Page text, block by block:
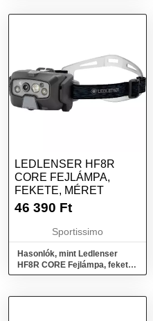
LEDLENSER HF8R
CORE FEJLÁMPA,
FEKETE, MÉRET
46 390 Ft
Sportissimo
Hasonlók, mint Ledlenser
HF8R CORE Fejlámpa, fekete,
méret